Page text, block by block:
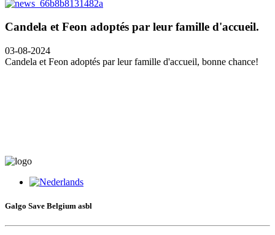
Candela et Feon adoptés par leur famille d'accueil.
03-08-2024
Candela et Feon adoptés par leur famille d'accueil, bonne chance!
Galgo Save Belgium asbl